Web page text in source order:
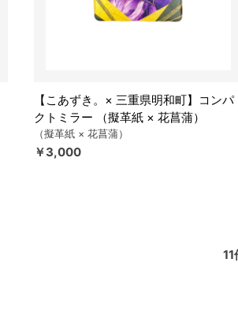
【こあずき。× 三重県明和町】コンパ
クトミラー （擬革紙 × 花菖蒲）
（擬革紙 × 花菖蒲）
￥3,000
11